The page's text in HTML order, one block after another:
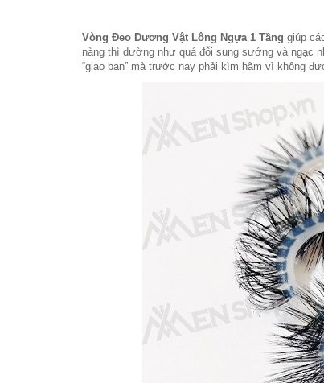
Vòng Đeo Dương Vật Lông Ngựa 1 Tầng​ giúp
nàng thì dường như quá đỗi sung sướng và ngạc
“giao ban” mà trước nay phải kìm hãm vì không